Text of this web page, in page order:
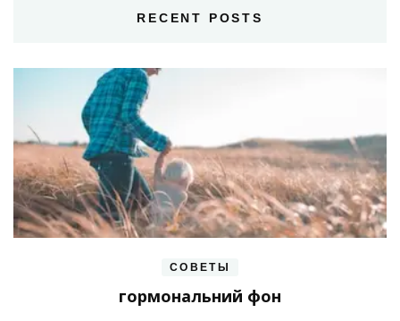
RECENT POSTS
СОВЕТЫ
гормональний фон